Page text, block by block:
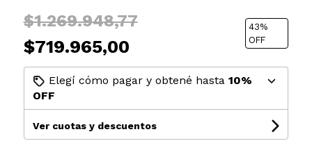
$1.269.948,77
$719.965,00
43%
OFF
Elegí cómo pagar y obtené hasta 10%
OFF
Ver cuotas y descuentos